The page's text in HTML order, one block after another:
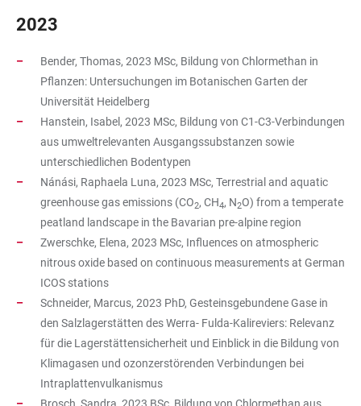
2023
Bender, Thomas, 2023 MSc, Bildung von Chlormethan in
Pflanzen: Untersuchungen im Botanischen Garten der
Universität Heidelberg
Hanstein, Isabel, 2023 MSc, Bildung von C1-C3-Verbindungen
aus umweltrelevanten Ausgangssubstanzen sowie
unterschiedlichen Bodentypen
Nánási, Raphaela Luna, 2023 MSc, Terrestrial and aquatic
greenhouse gas emissions (CO2, CH4, N2O) from a temperate
peatland landscape in the Bavarian pre-alpine region
Zwerschke, Elena, 2023 MSc, Influences on atmospheric
nitrous oxide based on continuous measurements at German
ICOS stations
Schneider, Marcus, 2023 PhD, Gesteinsgebundene Gase in
den Salzlagerstätten des Werra- Fulda-Kalireviers: Relevanz
für die Lagerstättensicherheit und Einblick in die Bildung von
Klimagasen und ozonzerstörenden Verbindungen bei
Intraplattenvulkanismus